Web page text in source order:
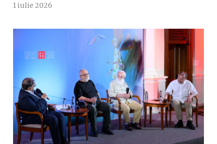
1 iulie 2026